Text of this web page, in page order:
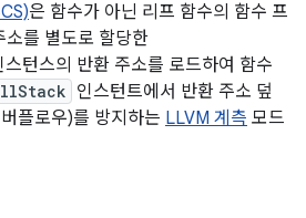
은 함수가 아닌 리프 함수의 함수 프
소를 별도로 할당한
스턴스의 반환 주소를 로드하여 함수
인스턴트에서 반환 주소 덮
플로우)를 방지하는 LLVM 계측 모드